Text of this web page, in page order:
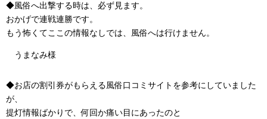
◆風俗へ出撃する時は、必ず見ます。
おかげで連戦連勝です。
もう怖くてここの情報なしでは、風俗へは行けません。
うまなみ様
◆お店の割引券がもらえる風俗口コミサイトを参考にしていました
が、
提灯情報ばかりで、何回か痛い目にあったのと